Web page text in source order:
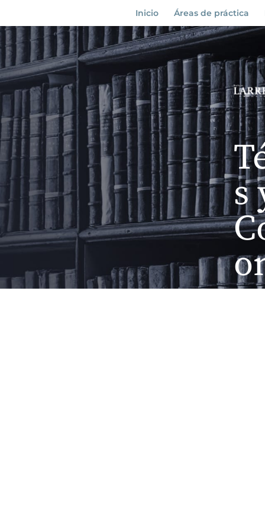
Inicio Áreas de práctica
s